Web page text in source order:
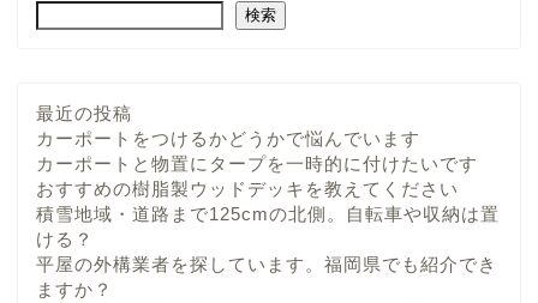
検索
最近の投稿
カーポートをつけるかどうかで悩んでいます
カーポートと物置にタープを一時的に付けたいです
おすすめの樹脂製ウッドデッキを教えてください
積雪地域・道路まで125cmの北側。自転車や収納は置
ける？
平屋の外構業者を探しています。福岡県でも紹介でき
ますか？